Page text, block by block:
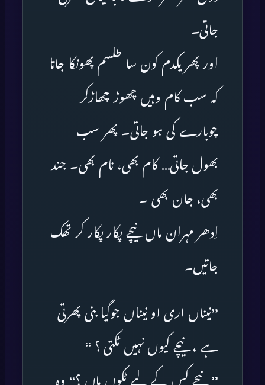
جاتی۔
اور پھر یکدم کون سا طلسم پھونکا جاتا
کہ سب کام وہیں چھوڑ چھاڑکر
چوبارے کی ہو جاتی۔ پھر سب
بھول جاتی… کام بھی، نام بھی۔ جند
بھی، جان بھی ۔
اِدھر مہران ماں نیچے پکار پکار کر تھک
جاتیں۔
’’نیناں اری او نیناں جوگیا بنی پھرتی
ہے ، نیچے کیوں نہیں ٹکتی ؟ ‘‘
’’ نیچے کس کے لیے ٹکوں ماں ؟‘‘ وہ